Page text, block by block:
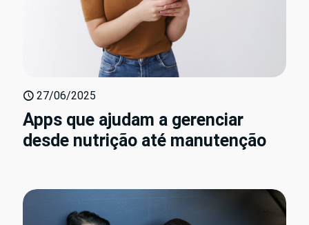
27/06/2025
Apps que ajudam a gerenciar
desde nutrição até manutenção